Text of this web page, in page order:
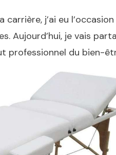
j’ai eu
Aujourd’hui, je vais
professionnel du bien-